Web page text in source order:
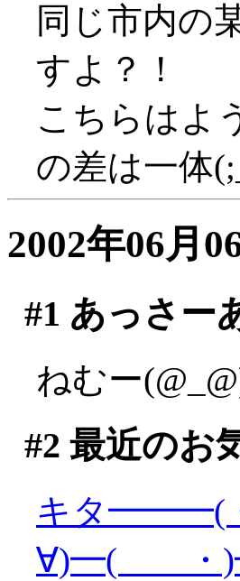
同じ市内の
すよ？！
こちらはよ
の差は一体
2002年06月
#1 あっさー
ねむー
#2 最近のお
キタ━━━(
∀)━( ・